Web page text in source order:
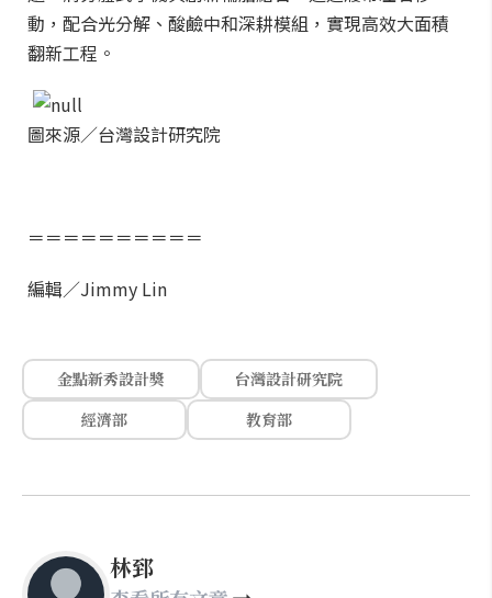
動，配合光分解、酸鹼中和深耕模組，實現高效大面積
翻新工程。
圖來源／台灣設計研究院
＝＝＝＝＝＝＝＝＝＝
編輯／Jimmy Lin
金點新秀設計獎
台灣設計研究院
經濟部
教育部
林郅